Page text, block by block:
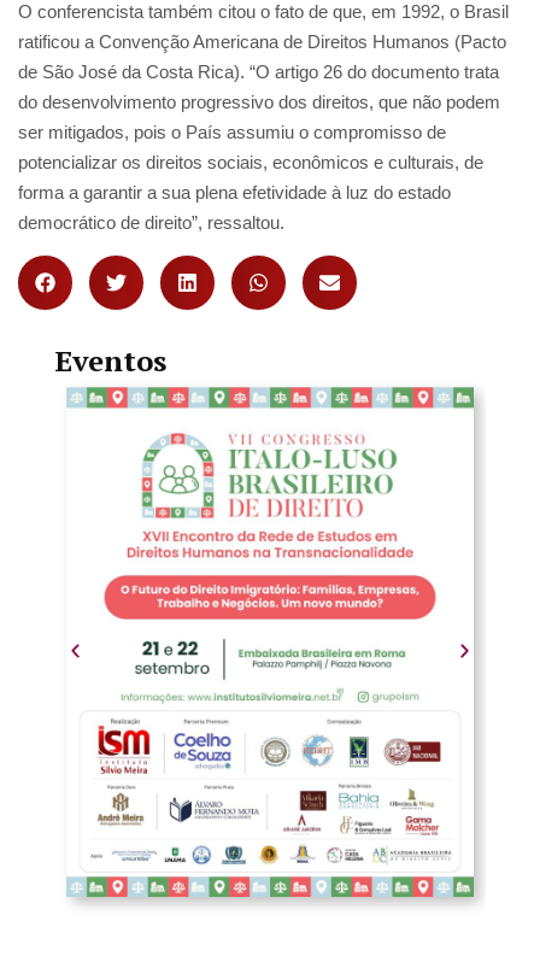
O conferencista também citou o fato de que, em 1992, o Brasil
ratificou a Convenção Americana de Direitos Humanos (Pacto
de São José da Costa Rica). “O artigo 26 do documento trata
do desenvolvimento progressivo dos direitos, que não podem
ser mitigados, pois o País assumiu o compromisso de
potencializar os direitos sociais, econômicos e culturais, de
forma a garantir a sua plena efetividade à luz do estado
democrático de direito”, ressaltou.
Eventos